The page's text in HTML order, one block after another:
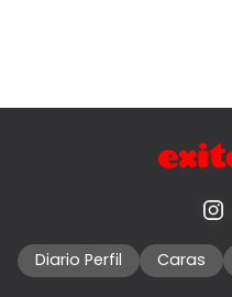
Diario Perfil Caras